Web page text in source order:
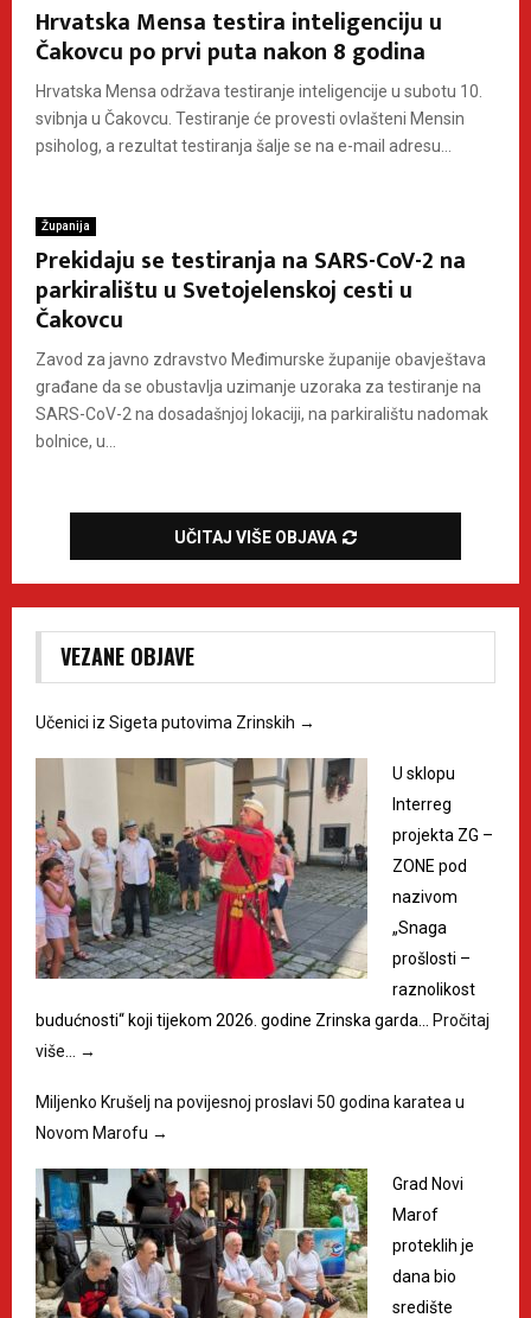
Hrvatska Mensa testira inteligenciju u
Čakovcu po prvi puta nakon 8 godina
Hrvatska Mensa održava testiranje inteligencije u subotu 10.
svibnja u Čakovcu. Testiranje će provesti ovlašteni Mensin
psiholog, a rezultat testiranja šalje se na e-mail adresu...
Županija
Prekidaju se testiranja na SARS-CoV-2 na
parkiralištu u Svetojelenskoj cesti u
Čakovcu
Zavod za javno zdravstvo Međimurske županije obavještava
građane da se obustavlja uzimanje uzoraka za testiranje na
SARS-CoV-2 na dosadašnjoj lokaciji, na parkiralištu nadomak
bolnice, u...
UČITAJ VIŠE OBJAVA
VEZANE OBJAVE
Učenici iz Sigeta putovima Zrinskih →
U sklopu
Interreg
projekta ZG –
ZONE pod
nazivom
„Snaga
prošlosti –
raznolikost
budućnosti“ koji tijekom 2026. godine Zrinska garda…
Pročitaj
više…
→
Miljenko Krušelj na povijesnoj proslavi 50 godina karatea u
Novom Marofu →
Grad Novi
Marof
proteklih je
dana bio
središte